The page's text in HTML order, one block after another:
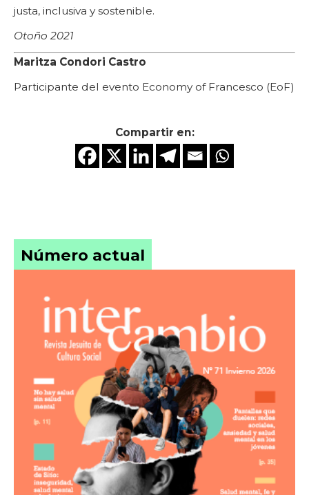
justa, inclusiva y sostenible.
Otoño 2021
Maritza Condori Castro
Participante del evento Economy of Francesco (EoF)
Compartir en:
Número actual